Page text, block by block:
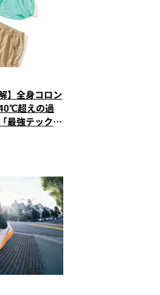
】全身コロン
超えの過
最強テックウ